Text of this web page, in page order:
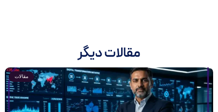
مقالات دیگر
مقالات